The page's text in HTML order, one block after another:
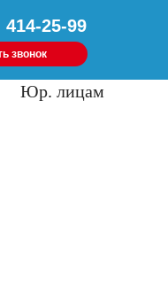
414-25-99
звонок
Юр. лицам